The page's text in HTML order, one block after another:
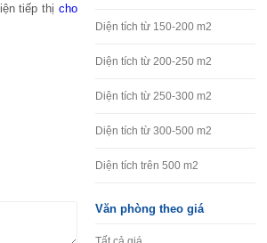
tiếp thị cho
Diện tích từ 150-200 m2
Diện tích từ 200-250 m2
Diện tích từ 250-300 m2
Diện tích từ 300-500 m2
Diện tích trên 500 m2
Văn phòng theo giá